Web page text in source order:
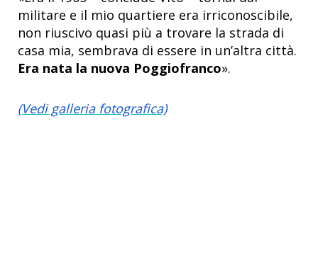
militare e il mio quartiere era irriconoscibile,
non riuscivo quasi più a trovare la strada di
casa mia, sembrava di essere in un’altra città.
Era nata la nuova Poggiofranco».
(Vedi galleria fotografica)